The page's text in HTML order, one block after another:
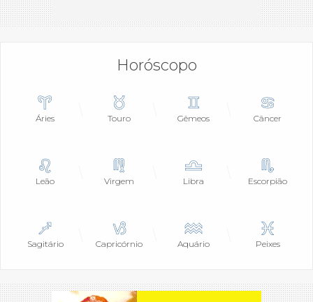
Horóscopo
Áries Touro Gêmeos Câncer
Leão Virgem Libra Escorpião
Sagitário Capricórnio Aquário Peixes